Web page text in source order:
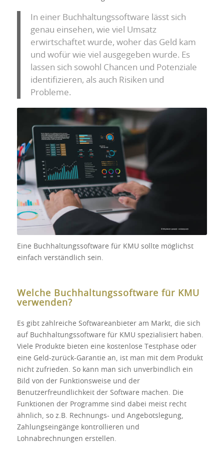
In einer Buchhaltungssoftware lässt sich
genau einsehen, wie viel Umsatz
erwirtschaftet wurde, woher das Geld kam
und wofür wie viel ausgegeben wurde. Es
lassen sich sowohl Chancen und Potenziale
identifizieren, als auch Risiken und
Probleme.
Eine Buchhaltungssoftware für KMU sollte möglichst
einfach verständlich sein.
Welche Buchhaltungssoftware für KMU
verwenden?
Es gibt zahlreiche Softwareanbieter am Markt, die sich
auf Buchhaltungssoftware für KMU spezialisiert haben.
Viele Produkte bieten eine kostenlose Testphase oder
eine Geld-zurück-Garantie an, ist man mit dem Produkt
nicht zufrieden. So kann man sich unverbindlich ein
Bild von der Funktionsweise und der
Benutzerfreundlichkeit der Software machen. Die
Funktionen der Programme sind dabei meist recht
ähnlich, so z.B. Rechnungs- und Angebotslegung,
Zahlungseingänge kontrollieren und
Lohnabrechnungen erstellen.